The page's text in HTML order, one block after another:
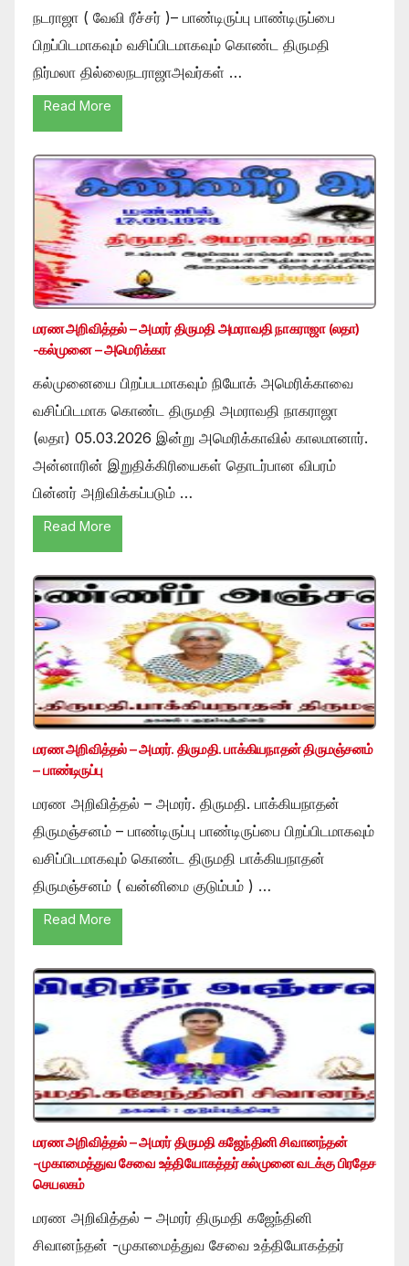
நடராஜா ( வேவி ரீச்சர் )– பாண்டிருப்பு பாண்டிருப்பை
பிறப்பிடமாகவும் வசிப்பிடமாகவும் கொண்ட திருமதி
நிர்மலா தில்லைநடராஜாஅவர்கள் …
Read More
மரண அறிவித்தல் – அமரர் திருமதி அமராவதி நாகராஜா (லதா)
-கல்முனை – அமெரிக்கா
கல்முனையை பிறப்படமாகவும் நியோக் அமெரிக்காவை
வசிப்பிடமாக கொண்ட திருமதி அமராவதி நாகராஜா
(லதா) 05.03.2026 இன்று அமெரிக்காவில் காலமானார்.
அன்னாரின் இறுதிக்கிரியைகள் தொடர்பான விபரம்
பின்னர் அறிவிக்கப்படும் …
Read More
மரண அறிவித்தல் – அமரர். திருமதி. பாக்கியநாதன் திருமஞ்சனம்
– பாண்டிருப்பு
மரண அறிவித்தல் – அமரர். திருமதி. பாக்கியநாதன்
திருமஞ்சனம் – பாண்டிருப்பு பாண்டிருப்பை பிறப்பிடமாகவும்
வசிப்பிடமாகவும் கொண்ட திருமதி பாக்கியநாதன்
திருமஞ்சனம் ( வன்னிமை குடும்பம் ) …
Read More
மரண அறிவித்தல் – அமரர் திருமதி கஜேந்தினி சிவானந்தன்
-முகாமைத்துவ சேவை உத்தியோகத்தர் கல்முனை வடக்கு பிரதேச
செயலகம்
மரண அறிவித்தல் – அமரர் திருமதி கஜேந்தினி
சிவானந்தன் -முகாமைத்துவ சேவை உத்தியோகத்தர்